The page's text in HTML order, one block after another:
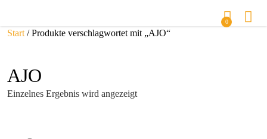
0
Start / Produkte verschlagwortet mit „AJO“
AJO
Einzelnes Ergebnis wird angezeigt